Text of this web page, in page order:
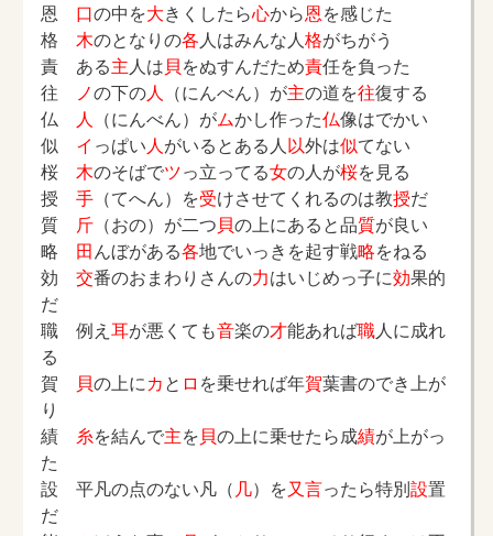
恩 口の中を大きくしたら心から恩 を感じた
格 木のとなりの各 人はみんな人 格がちがう
責 ある主 人は 貝 をぬすんだため責任を負った
往
ノの下の人 （にんべん）が主の道を往復する
仏
人 （にんべん）がムかし作った仏像はでかい
似 イ っぱい 人 がいるとある人 以外は似てない
桜 木のそばでツっ立ってる女の人が桜を見る
授 手 （てへん）を受けさせてくれるのは教授だ
質
斤 （おの）が二つ 貝の上にあると品質が良い
略
田 んぼがある各地でいっきを起す戦略をねる
効 交番のおまわりさんの力はいじめっ子に効果的
だ
職 例え 耳が悪くても音楽の才能あれば職 人に成れ
る
賀
貝の上に カ と ロ を乗せれば年賀葉書のでき上が
り
績
糸を結んで主を 貝の上に乗せたら成績が上がっ
た
設 平凡の点のない凡（ 几）を又言ったら特別 設置
だ